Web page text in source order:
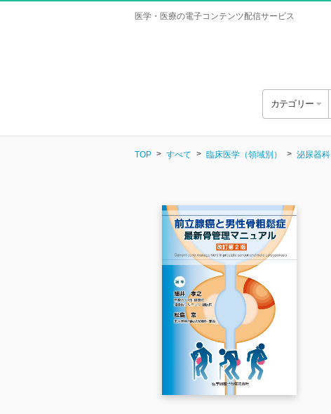
医学・医療の電子コンテンツ配信サービス
カテゴリー
TOP すべて 臨床医学（領域別） 泌尿器科